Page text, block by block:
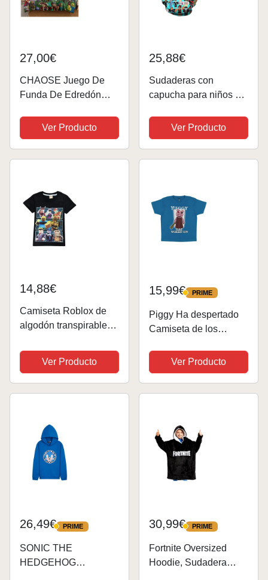
27,00€
CHAOSE Juego De
Funda De Edredón
Roblox Juego De
Edredón De Microfibra
De 3 Piezas Funda De
Ver Producto
25,88€
Sudaderas con
capucha para niños y
Youtuber Gamer, 3D,
divertidas, de manga
larga, para 4-13 años,
Ver Producto
14,88€
Camiseta Roblox de
algodón transpirable
juegos en equipo para
niños y niñas, parte
superior de pijama
Negro Black2 7-8 Años
Ver Producto
15,99€ PRIME
PRIME
Piggy Ha despertado
Camiseta de los
Celeste 116 | Edades
4-15, Regalos Gamer,
Roblox, Niños Tapa de
Ver Producto
26,49€ PRIME
PRIME
SONIC THE
HEDGEHOG
30,99€ PRIME
PRIME
Fortnite Oversized
Hoodie, Sudadera